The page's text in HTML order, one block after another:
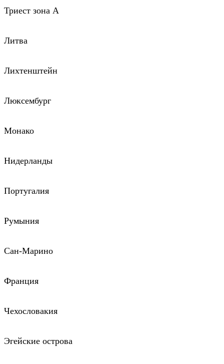
Триест зона А
Литва
Лихтенштейн
Люксембург
Монако
Нидерланды
Португалия
Румыния
Сан-Марино
Франция
Чехословакия
Эгейские острова